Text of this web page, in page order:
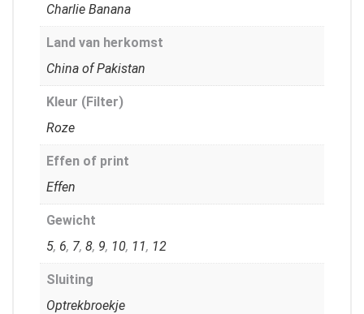
Charlie Banana
Land van herkomst
China of Pakistan
Kleur (Filter)
Roze
Effen of print
Effen
Gewicht
5, 6, 7, 8, 9, 10, 11, 12
Sluiting
Optrekbroekje